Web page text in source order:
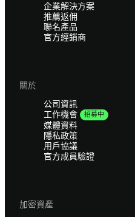
企業解決方案
推薦返佣
聯名產品
官方經銷商
關於
公司資訊
工作機會
招募中
媒體資料
隱私政策
用戶協議
官方成員驗證
加密資產